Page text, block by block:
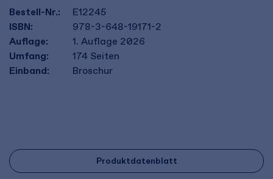
Bestell-Nr.:
E12245
ISBN:
978-3-648-19171-2
Auflage:
1. Auflage 2026
Umfang:
174 Seiten
Einband:
Broschur
Produktdatenblatt